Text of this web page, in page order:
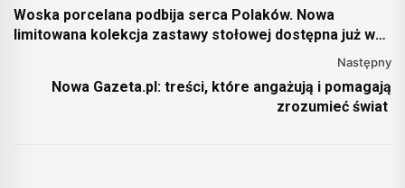
Woska porcelana podbija serca Polaków. Nowa
limitowana kolekcja zastawy stołowej dostępna już w
Następny
Nowa Gazeta.pl: treści, które angażują i pomagają
zrozumieć świat